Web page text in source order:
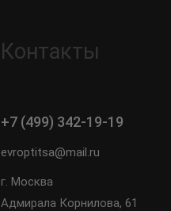
Контакты
+7 (499) 342-19-19
evroptitsa@mail.ru
г. Москва
Адмирала Корнилова, 61